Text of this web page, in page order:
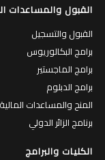
القبول والمساعدات
القبول والتسجيل
برامج البكالوريوس
برامج الماجستير
برامج الدبلوم
المنح والمساعدات المالية
برنامج الزائر الدولي
الكليات والبرامج